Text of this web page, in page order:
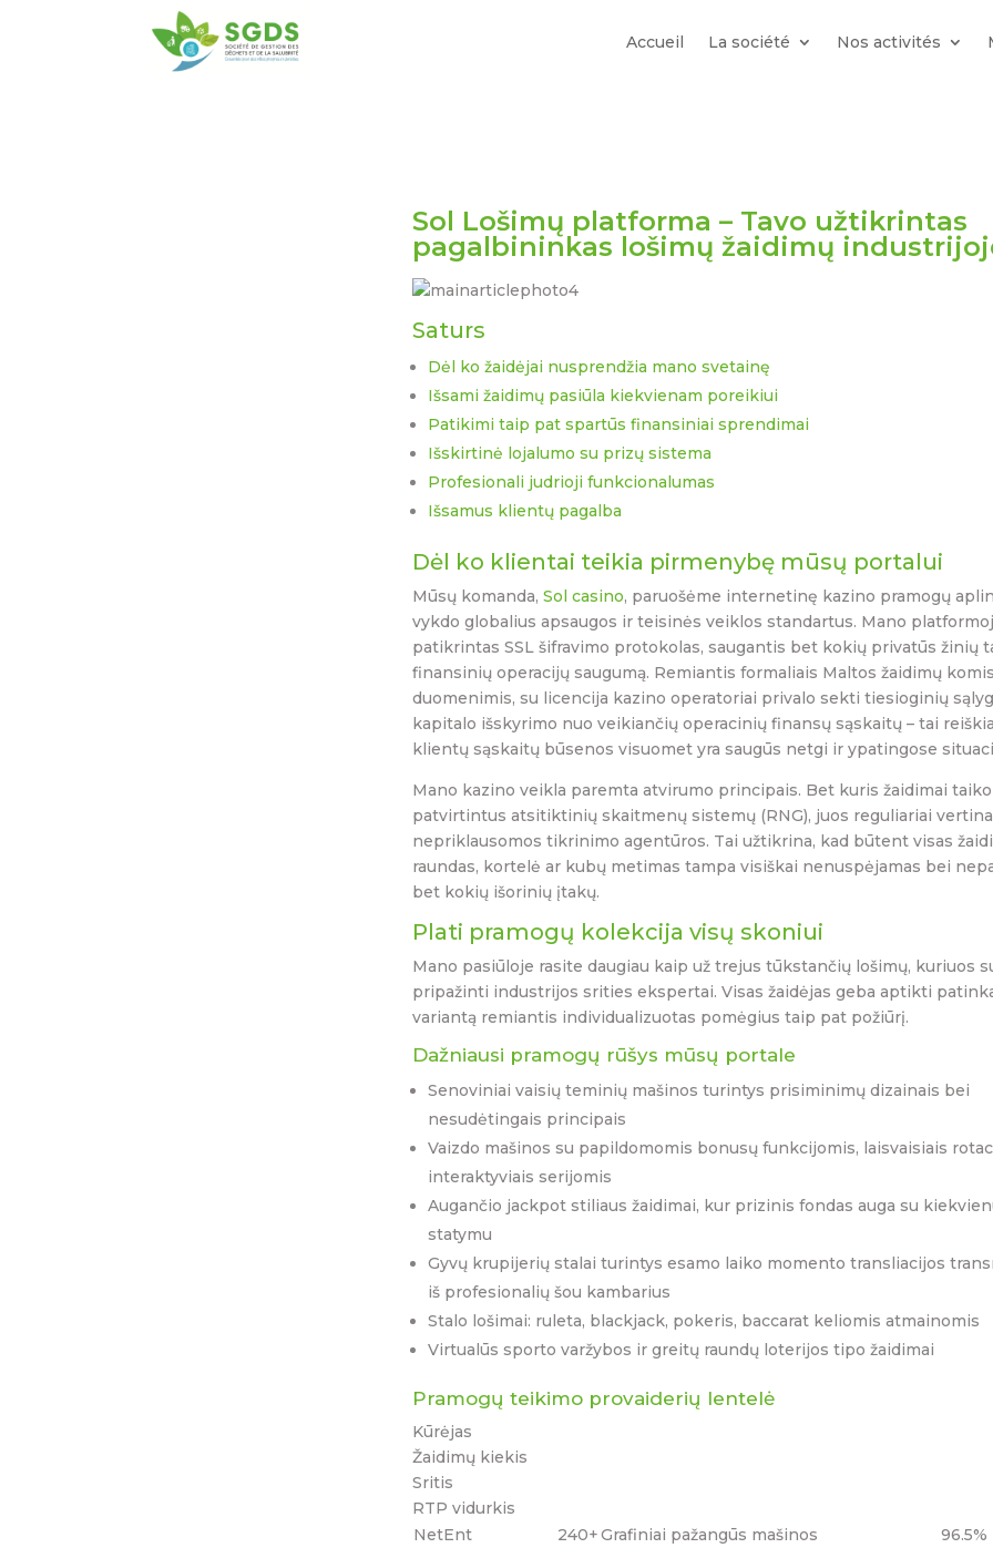
Accueil La société Nos activités
Sol Lošimų platforma – Tavo užtikrintas
pagalbininkas lošimų žaidimų
Saturs
Dėl ko žaidėjai nusprendžia mano svetainę
Išsami žaidimų pasiūla kiekvienam poreikiui
Patikimi taip pat spartūs finansiniai sprendimai
Išskirtinė lojalumo su prizų sistema
Profesionali judrioji funkcionalumas
Išsamus klientų pagalba
Dėl ko klientai teikia pirmenybę mūsų portalui
Mūsų komanda, Sol casino, paruošėme internetinę kazino pramogų
vykdo globalius apsaugos ir teisinės veiklos standartus. Mano
patikrintas SSL šifravimo protokolas, saugantis bet kokių privatūs žinių
finansinių operacijų saugumą. Remiantis formaliais Maltos žaidimų
duomenimis, su licencija kazino operatoriai privalo sekti tiesioginių
kapitalo išskyrimo nuo veikiančių operacinių finansų sąskaitų – tai
klientų sąskaitų būsenos visuomet yra saugūs netgi ir ypatingose
Mano kazino veikla paremta atvirumo principais. Bet kuris žaidimai taiko
patvirtintus atsitiktinių skaitmenų sistemų (RNG), juos reguliariai vertina
nepriklausomos tikrinimo agentūros. Tai užtikrina, kad būtent visas
raundas, kortelė ar kubų metimas tampa visiškai nenuspėjamas bei
bet kokių išorinių įtakų.
Plati pramogų kolekcija visų skoniui
Mano pasiūloje rasite daugiau kaip už trejus tūkstančių lošimų, kuriuos
pripažinti industrijos srities ekspertai. Visas žaidėjas geba aptikti
variantą remiantis individualizuotas pomėgius taip pat požiūrį.
Dažniausi pramogų rūšys mūsų portale
Senoviniai vaisių teminių mašinos turintys prisiminimų dizainais bei
nesudėtingais principais
Vaizdo mašinos su papildomomis bonusų funkcijomis, laisvaisiais
interaktyviais serijomis
Augančio jackpot stiliaus žaidimai, kur prizinis fondas auga su
statymu
Gyvų krupijerių stalai turintys esamo laiko momento transliacijos
iš profesionalių šou kambarius
Stalo lošimai: ruleta, blackjack, pokeris, baccarat keliomis atmainomis
Virtualūs sporto varžybos ir greitų raundų loterijos tipo žaidimai
Pramogų teikimo provaiderių lentelė
Kūrėjas
Žaidimų kiekis
Sritis
RTP vidurkis
NetEnt
240+Grafiniai pažangūs mašinos
96.5%